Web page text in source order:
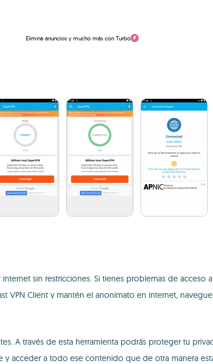
Elimina anuncios y mucho más con Turbo
sin restricciones. Si tienes problemas de
VPN Client y mantén el anonimato en internet,
A través de esta herramienta podrás proteger tu
acceder a todo ese contenido que de otra manera